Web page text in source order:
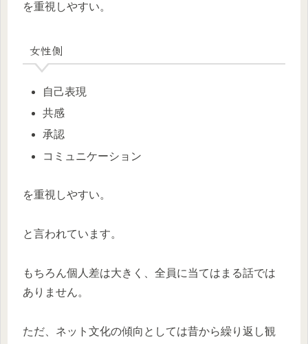
を重視しやすい。
女性側
自己表現
共感
承認
コミュニケーション
を重視しやすい。
と言われています。
もちろん個人差は大きく、全員に当てはまる話では
ありません。
ただ、ネット文化の傾向としては昔から繰り返し観